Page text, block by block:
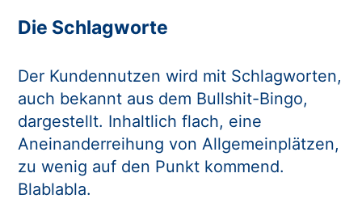
Die Schlagworte
Der Kundennutzen wird mit Schlagworten,
auch bekannt aus dem Bullshit-Bingo,
dargestellt. Inhaltlich flach, eine
Aneinanderreihung von Allgemeinplätzen,
zu wenig auf den Punkt kommend.
Blablabla.